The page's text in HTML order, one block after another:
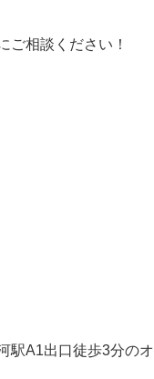
ご相談ください！
駅A1出口徒歩3分のオ